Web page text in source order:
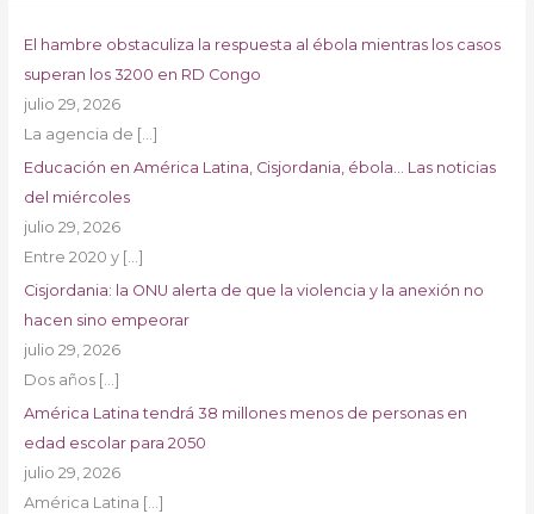
El hambre obstaculiza la respuesta al ébola mientras los casos
superan los 3200 en RD Congo
julio 29, 2026
La agencia de […]
Educación en América Latina, Cisjordania, ébola… Las noticias
del miércoles
julio 29, 2026
Entre 2020 y […]
Cisjordania: la ONU alerta de que la violencia y la anexión no
hacen sino empeorar
julio 29, 2026
Dos años […]
América Latina tendrá 38 millones menos de personas en
edad escolar para 2050
julio 29, 2026
América Latina […]